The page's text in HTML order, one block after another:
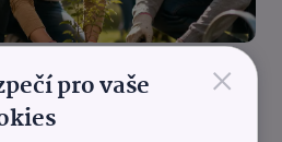
z.s.
fotobanka: Pomozte
takové, jaké skutečně je
×
pro vaše